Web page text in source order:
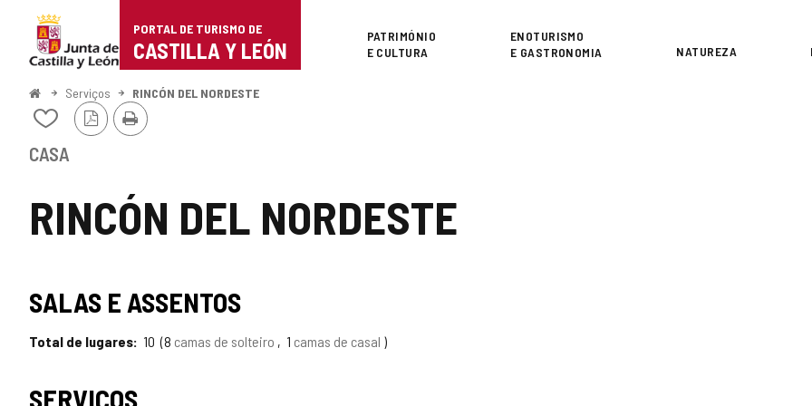
Portal
de
Turismo
Castilla
León
PORTAL DE TURISMO DE
CASTILLA Y LEÓN
Superior
PATRIMÓNIO
E CULTURA
ENOTURISMO
E GASTRONOMIA
NATUREZA
ComeçoServiços RINCÓN DEL NORDESTE
RINCÓN DEL NORDESTE
Adicionar
remover
cadernos
Versão
PDF
Imprimir
CASA
SALAS E ASSENTOS
Total de lugares 10 8 camas de solteiro 1 camas de casal
SERVIÇOS